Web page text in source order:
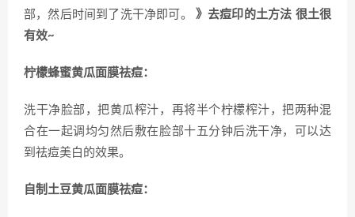
部，然后时间到了洗干净即可。 》去痘印的土方法 很土很
有效~
柠檬蜂蜜黄瓜面膜祛痘：
洗干净脸部，把黄瓜榨汁，再将半个柠檬榨汁，把两种混
合在一起调均匀然后敷在脸部十五分钟后洗干净，可以达
到祛痘美白的效果。
自制土豆黄瓜面膜祛痘：